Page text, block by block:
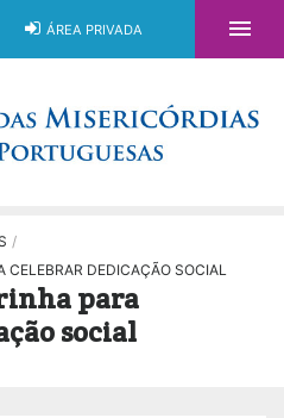
ÁREA PRIVADA 
/
DEDICAÇÃO SOCIAL
para
social